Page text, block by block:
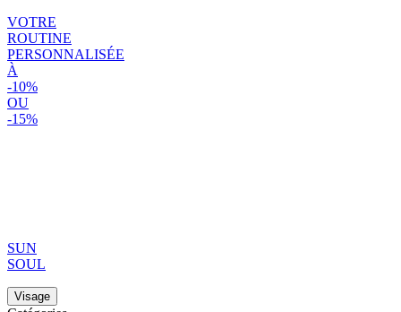
VOTRE
ROUTINE
PERSONNALISÉE
À
-10%
OU
-15%
SUN
SOUL
Visage